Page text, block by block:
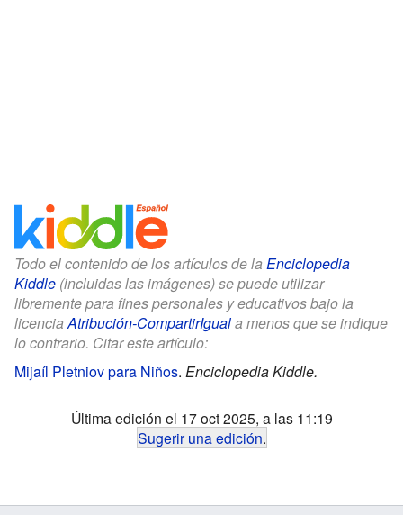
Todo el contenido de los artículos de la Enciclopedia
Kiddle (incluidas las imágenes) se puede utilizar
libremente para fines personales y educativos bajo la
licenciaAtribución-CompartirIguala menos que se indique
lo contrario. Citar este artículo:
Mijaíl Pletniov para Niños. Enciclopedia Kiddle.
Última edición el 17 oct 2025, a las 11:19
Sugerir una edición.